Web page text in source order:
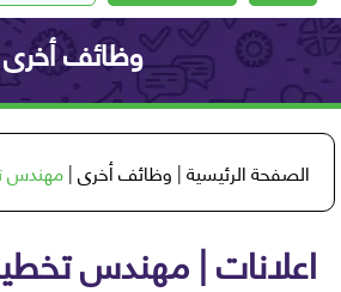
وظائف أخرى
الرئيسية|وظائف أخرى|مهندس
| مهندس تخطيط